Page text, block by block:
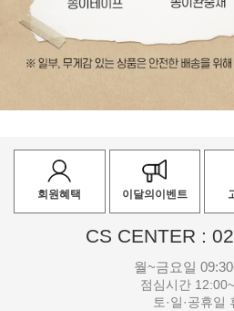
회원혜택 이달의이벤트
CS CENTER :
월~금요일
점심시간
토·일·공휴일